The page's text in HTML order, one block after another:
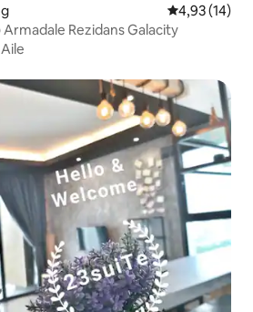
5 üzerinden
4,93 (14)
Rezidans Galacity
Aile